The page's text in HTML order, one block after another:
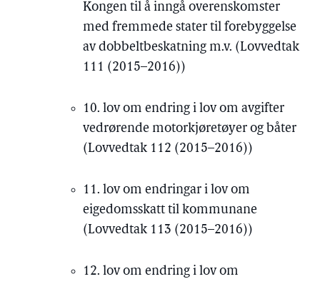
Kongen til å inngå overenskomster
med fremmede stater til forebyggelse
av dobbeltbeskatning m.v. (Lovvedtak
111 (2015–2016))
10. lov om endring i lov om avgifter
vedrørende motorkjøretøyer og båter
(Lovvedtak 112 (2015–2016))
11. lov om endringar i lov om
eigedomsskatt til kommunane
(Lovvedtak 113 (2015–2016))
12. lov om endring i lov om